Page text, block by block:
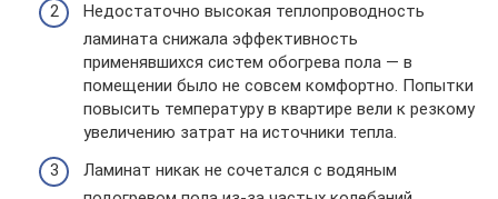
Недостаточно высокая теплопроводность
ламината снижала эффективность
применявшихся систем обогрева пола — в
помещении было не совсем комфортно. Попытки
повысить температуру в квартире вели к резкому
увеличению затрат на источники тепла.
Ламинат никак не сочетался с водяным